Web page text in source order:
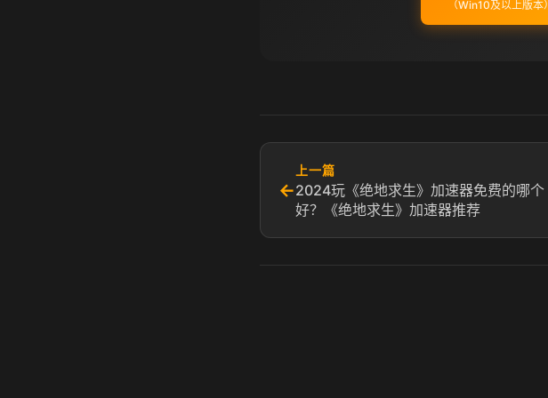
（Win10及以上版本）
←
上一篇
2024玩《绝地求生》加速器免费的哪个
好？《绝地求生》加速器推荐